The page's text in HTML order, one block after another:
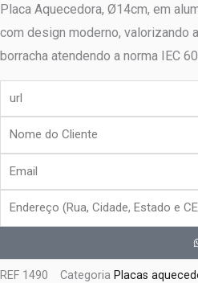
Placa Aquecedora, Ø14cm, em
com design moderno, valorizando
borracha atendendo a norma IEC
Nome
do
Cliente
Email
Endereço
REF 1490 Categoria Placas